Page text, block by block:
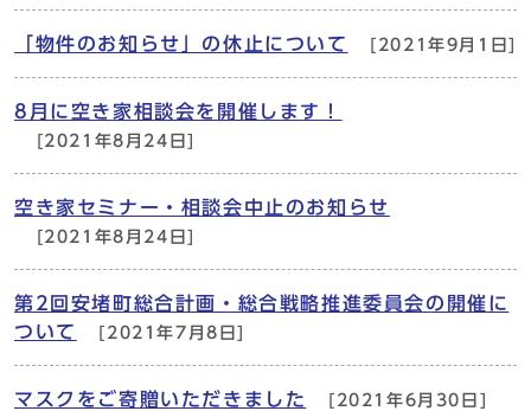
「物件のお知らせ」の休止について [2021年9月1日]
8月に空き家相談会を開催します！
[2021年8月24日]
空き家セミナー・相談会中止のお知らせ
[2021年8月24日]
第2回安堵町総合計画・総合戦略推進委員会の開催に
ついて
[2021年7月8日]
マスクをご寄贈いただきました [2021年6月30日]